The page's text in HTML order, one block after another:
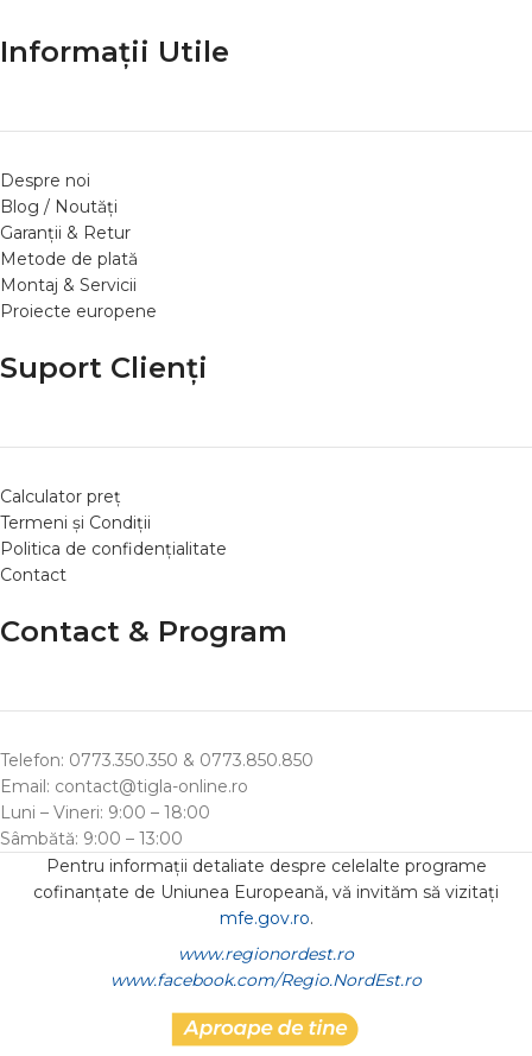
Informații Utile
Despre noi
Blog / Noutăți
Garanții & Retur
Metode de plată
Montaj & Servicii
Proiecte europene
Suport Clienți
Calculator preț
Termeni și Condiții
Politica de confidențialitate
Contact
Contact & Program
Telefon: 0773.350.350 & 0773.850.850
Email: contact@tigla-online.ro
Luni – Vineri: 9:00 – 18:00
Sâmbătă: 9:00 – 13:00
Pentru informații detaliate despre celelalte programe
cofinanțate de Uniunea Europeană, vă invităm să vizitați
mfe.gov.ro.
www.regionordest.ro
www.facebook.com/Regio.NordEst.ro